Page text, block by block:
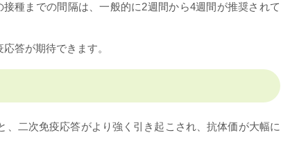
種までの間隔は、一般的に2週間から4週間が推奨されて
答が期待できます。
二次免疫応答がより強く引き起こされ、抗体価が大幅に